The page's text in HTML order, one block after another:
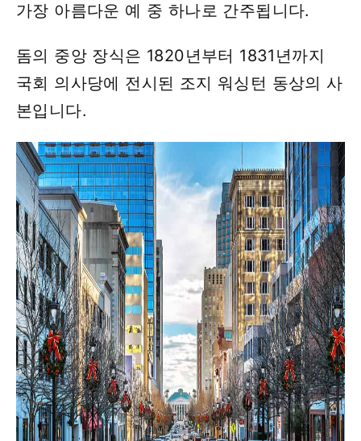
가장 아름다운 예 중 하나로 간주됩니다.
돔의 중앙 장식은 1820년부터 1831년까지
국회 의사당에 전시된 조지 워싱턴 동상의 사
본입니다.